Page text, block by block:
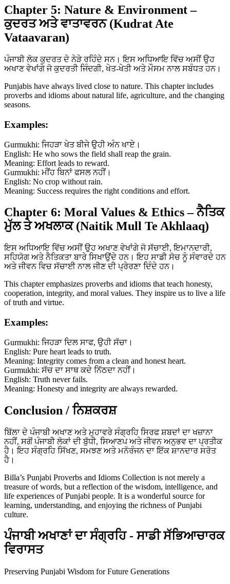
Chapter 5: Nature & Environment –
ਕੁਦਰਤ ਅਤੇ ਵਾਤਾਵਰਨ (Kudrat Ate
Vataavaran)
ਪੰਜਾਬੀ ਲੋਕ ਕੁਦਰਤ ਦੇ ਨੇੜੇ ਰਹਿੰਦੇ ਸਨ। ਇਸ ਅਧਿਆਇ ਵਿੱਚ ਅਸੀਂ ਉਹ
ਅਖਾਣ ਵੇਖਾਂਗੇ ਜੋ ਕੁਦਰਤੀ ਜਿੰਦਗੀ, ਖੇਤ-ਖੇਤੀ ਅਤੇ ਮੌਸਮ ਨਾਲ ਸਬੰਧਤ ਹਨ।
Punjabis have always lived close to nature. This chapter includes
proverbs and idioms about natural life, agriculture, and the changing
seasons.
Examples:
Gurmukhi: ਜਿਹੜਾ ਖੇਤ ਬੀਜੇ ਉਹੀ ਅੰਨ ਖਾਏ।
English: He who sows the field shall reap the grain.
Meaning: Effort leads to reward.
Gurmukhi: ਮੀਂਹ ਬਿਨਾਂ ਫਸਲ ਨਹੀਂ।
English: No crop without rain.
Meaning: Success requires the right conditions and effort.
Chapter 6: Moral Values & Ethics – ਨੈਤਿਕ
ਮੁੱਲ ਤੇ ਅਖਲਾਕ (Naitik Mull Te Akhlaaq)
ਇਸ ਅਧਿਆਇ ਵਿੱਚ ਅਸੀਂ ਉਹ ਅਖਾਣ ਵੇਖਾਂਗੇ ਜੋ ਸੱਚਾਈ, ਇਮਾਨਦਾਰੀ,
ਸਹਿਯੋਗ ਅਤੇ ਨੈਤਿਕਤਾ ਬਾਰੇ ਸਿਖਾਉਂਦੇ ਹਨ। ਇਹ ਸਾਡੀ ਸੋਚ ਨੂੰ ਸੰਵਾਰਦੇ ਹਨ
ਅਤੇ ਜੀਵਨ ਵਿਚ ਸੱਚਾਈ ਨਾਲ ਜੀਣ ਦੀ ਪ੍ਰੇਰਣਾ ਦਿੰਦੇ ਹਨ।
This chapter emphasizes proverbs and idioms that teach honesty,
cooperation, integrity, and moral values. They inspire us to live a life
of truth and virtue.
Examples:
Gurmukhi: ਜਿਹੜਾ ਦਿਲ ਸਾਫ, ਉਹੀ ਸੱਚਾ।
English: Pure heart leads to truth.
Meaning: Integrity comes from a clean and honest heart.
Gurmukhi: ਸੱਚ ਦਾ ਸਾਥ ਕਦੇ ਨਿੱਠਦਾ ਨਹੀਂ।
English: Truth never fails.
Meaning: Honesty and integrity are always rewarded.
Conclusion / ਨਿਸ਼ਕਰਸ਼
ਬਿੱਲਾ ਦੇ ਪੰਜਾਬੀ ਅਖਾਣ ਅਤੇ ਮੁਹਾਵਰੇ ਸੰਗ੍ਰਹਿ ਸਿਰਫ ਸ਼ਬਦਾਂ ਦਾ ਖਜ਼ਾਨਾ
ਨਹੀਂ, ਸਗੋਂ ਪੰਜਾਬੀ ਲੋਕਾਂ ਦੀ ਬੁੱਧੀ, ਸਿਆਣਪ ਅਤੇ ਜੀਵਨ ਅਨੁਭਵ ਦਾ ਪ੍ਰਤੀਕ
ਹੈ। ਇਹ ਸੰਗ੍ਰਹਿ ਸਿੱਖਣ, ਸਮਝਣ ਅਤੇ ਮਨੋਰੰਜਨ ਦਾ ਇੱਕ ਸ਼ਾਨਦਾਰ ਸਰੋਤ
ਹੈ।
Billa’s Punjabi Proverbs and Idioms Collection is not merely a
treasure of words, but a reflection of the wisdom, intelligence, and
life experiences of Punjabi people. It is a wonderful source for
learning, understanding, and enjoying the richness of Punjabi
culture.
ਪੰਜਾਬੀ ਅਖਾਣਾਂ ਦਾ ਸੰਗ੍ਰਹਿ - ਸਾਡੀ ਸੱਭਿਆਚਾਰਕ
ਵਿਰਾਸਤ
Preserving Punjabi Wisdom for Future Generations